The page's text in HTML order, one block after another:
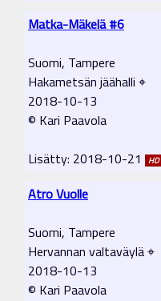
Matka-Mäkelä #6
Suomi, Tampere
Hakametsän jäähalli ⌖
2018-10-13
© Kari Paavola
Lisätty: 2018-10-21
HD
Atro Vuolle
Suomi, Tampere
Hervannan valtaväylä ⌖
2018-10-13
© Kari Paavola